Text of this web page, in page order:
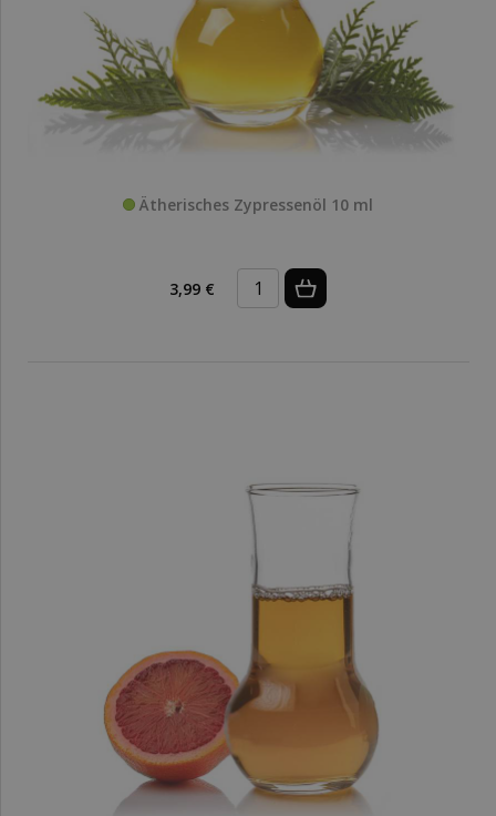
Ätherisches Zypressenöl 10 ml
3,99 €